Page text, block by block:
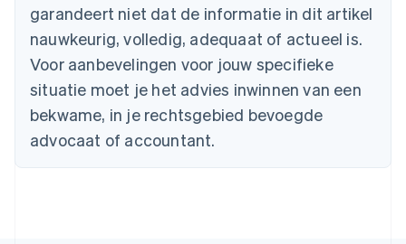
garandeert niet dat de informatie in dit artikel
nauwkeurig, volledig, adequaat of actueel is.
Voor aanbevelingen voor jouw specifieke
situatie moet je het advies inwinnen van een
bekwame, in je rechtsgebied bevoegde
advocaat of accountant.
English
Denemarken
Duitsland
DeutschEnglish
Estland
Finland
EnglishSvenska